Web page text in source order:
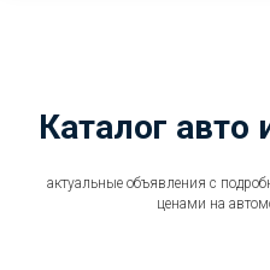
Каталог
актуальные объявления с
ценами на